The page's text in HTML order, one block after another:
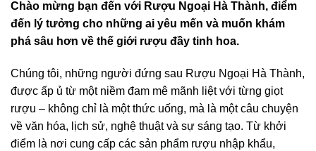
không?
Chào mừng bạn đến với Rượu Ngoại Hà Thành, điểm
đến lý tưởng cho những ai yêu mến và muốn khám
phá sâu hơn về thế giới rượu đầy tinh hoa.
Chúng tôi, những người đứng sau Rượu Ngoại Hà Thành,
được ấp ủ từ một niềm đam mê mãnh liệt với từng giọt
rượu – không chỉ là một thức uống, mà là một câu chuyện
về văn hóa, lịch sử, nghệ thuật và sự sáng tạo. Từ khởi
điểm là nơi cung cấp các sản phẩm rượu nhập khẩu,